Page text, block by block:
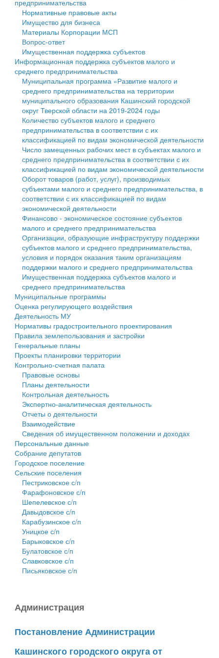
Государственные услуги
Промышленность и АПК
Экономика и бизнес
...
Символика
Устав
Гостям округа
Туризм
Культура
Образование
Здравоохранение
Социальная защита
Фотоальбом
муниципального округа Тверской области
Администрация Кашинского муниципального округа
Тверской области
Управление сельскими территориями
Открытые данные
Работа с обращениями граждан
Муниципальный контроль
Муниципальные услуги
Проекты административных регламентов
Антимонопольный комплаенс
Противодействие коррупции
Финансовое управление
Бюджет для граждан
Имущество
Выявление правообладателей ранее учтенных
объектов недвижимости
Имущественная поддержка субъектов малого и
среднего предпринимательства
Информационная поддержка субъектов малого и
среднего предпринимательства
Муниципальные программы
Контрольно-счетная палата
Персональные данные
Оценка регулирующего воздействия
Деятельность МУ
Нормативы градостроительного проектирования
Правила землепользования и застройки
Генеральные планы
Проекты планировки территории
Собрание депутатов
Городское поселение
Сельские поселения
предпринимательства
Нормативные правовые акты
Имущество для бизнеса
Материалы Корпорации МСП
Вопрос-ответ
Имущественная поддержка субъектов
Информационная поддержка субъектов малого и
среднего предпринимательства
Муниципальная программа «Развитие малого и
среднего предпринимательства на территории
муниципального образования Кашинский городской
округ Тверской области на 2019-2024 годы
Количество субъектов малого и среднего
предпринимательства в соответствии с их
классификацией по видам экономической деятельности
Число замещенных рабочих мест в субъектах малого и
среднего предпринимательства в соответствии с их
классификацией по видам экономической деятельности
Оборот товаров (работ, услуг), производимых
субъектами малого и среднего предпринимательства, в
соответствии с их классификацией по видам
экономической деятельности
Финансово - экономическое состояние субъектов
малого и среднего предпринимательства
Организации, образующие инфраструктуру поддержки
субъектов малого и среднего предпринимательства,
условия и порядок оказания таким организациям
поддержки малого и среднего предпринимательства
Имущественная поддержка субъектов малого и
среднего предпринимательства
Муниципальные программы
Оценка регулирующего воздействия
Деятельность МУ
Нормативы градостроительного проектирования
Правила землепользования и застройки
Генеральные планы
Проекты планировки территории
Контрольно-счетная палата
Правовые основы
Планы деятельности
Контрольная деятельность
Экспертно-аналитическая деятельность
Отчеты о деятельности
Взаимодействие
Сведения об имущественном положении и доходах
Персональные данные
Собрание депутатов
Городское поселение
Сельские поселения
Пестриковское с/п
Фарафоновское с/п
Шепелевское с/п
Давыдовское с/п
Карабузинское с/п
Уницкое с/п
Барыковское с/п
Булатовское с/п
Славковское с/п
Письяковское с/п
Администрация
Постановление Администрации
Кашинского городского округа от